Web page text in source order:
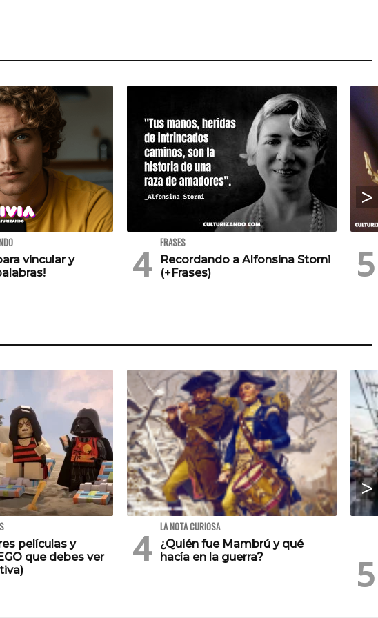
vincular y
FRASES
Recordando a Alfonsina Storni
(+Frases)
películas y
que debes ver
LA NOTA CURIOSA
¿Quién fue Mambrú y qué
hacía en la guerra?